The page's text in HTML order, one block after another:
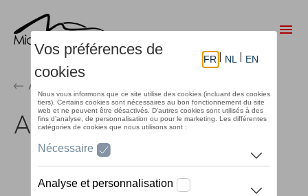
contenu
principal
Accueil
A propos de nous